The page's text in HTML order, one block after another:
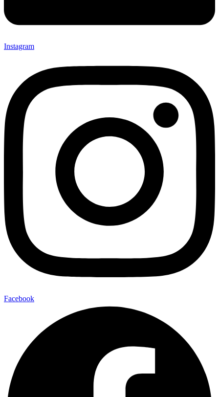
Instagram
Facebook